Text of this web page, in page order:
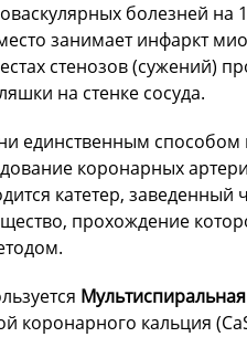
болезней
занимает инфаркт
стенозов (сужений)
на стенке сосуда.
единственным способом
коронарных
катетер,
прохождение
коронарного кальция